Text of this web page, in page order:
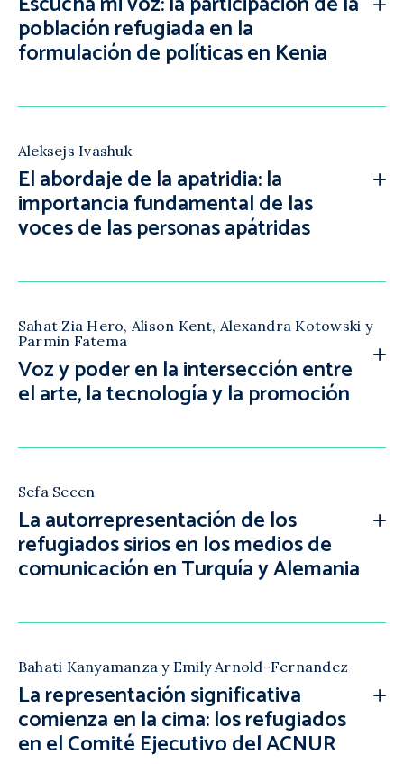
población refugiada en la
formulación de políticas en Kenia
Aleksejs Ivashuk
El abordaje de la apatridia: la
importancia fundamental de las
voces de las personas apátridas
Sahat Zia Hero, Alison Kent, Alexandra Kotowski y
Parmin Fatema
Voz y poder en la intersección entre
el arte, la tecnología y la promoción
Sefa Secen
La autorrepresentación de los
refugiados sirios en los medios de
comunicación en Turquía y Alemania
Bahati Kanyamanza y Emily Arnold-Fernandez
La representación significativa
comienza en la cima: los refugiados
en el Comité Ejecutivo del ACNUR